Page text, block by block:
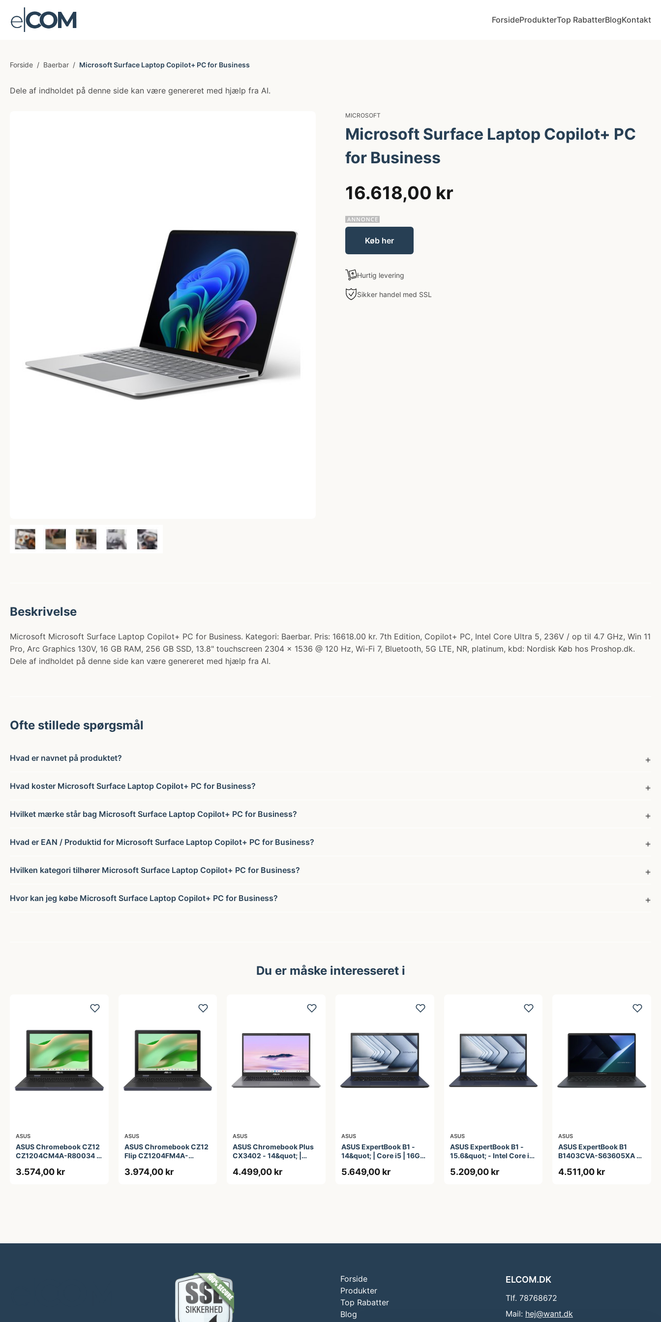
ForsideProdukterTop RabatterBlogKontakt
Forside / Baerbar / Microsoft Surface Laptop Copilot+ PC for Business
Dele af indholdet på denne side kan være genereret med hjælp fra AI.
MICROSOFT
Microsoft Surface Laptop Copilot+ PC
for Business
16.618,00 kr
Køb her
Hurtig levering
Sikker handel med SSL
Beskrivelse
Microsoft Microsoft Surface Laptop Copilot+ PC for Business. Kategori: Baerbar. Pris: 16618.00 kr. 7th Edition, Copilot+ PC, Intel Core Ultra 5, 236V / op til 4.7 GHz, Win 11
Pro, Arc Graphics 130V, 16 GB RAM, 256 GB SSD, 13.8" touchscreen 2304 x 1536 @ 120 Hz, Wi-Fi 7, Bluetooth, 5G LTE, NR, platinum, kbd: Nordisk Køb hos Proshop.dk.
Dele af indholdet på denne side kan være genereret med hjælp fra AI.
Ofte stillede spørgsmål
Hvad er navnet på produktet?
Hvad koster Microsoft Surface Laptop Copilot+ PC for Business?
Hvilket mærke står bag Microsoft Surface Laptop Copilot+ PC for Business?
Hvad er EAN / Produktid for Microsoft Surface Laptop Copilot+ PC for Business?
Hvilken kategori tilhører Microsoft Surface Laptop Copilot+ PC for Business?
Hvor kan jeg købe Microsoft Surface Laptop Copilot+ PC for Business?
Du er måske interesseret i
ASUS
ASUS Chromebook CZ12
CZ1204CM4A-R80034 -
Kompanio 540 - 4 GB
3.574,00 kr
ASUS
ASUS Chromebook CZ12
Flip CZ1204FM4A-
MediaTek Kompanio 540
3.974,00 kr
ASUS
ASUS Chromebook Plus
CX3402 - 14&quot; |
4.499,00 kr
ASUS
ASUS ExpertBook B1 -
14&quot; | Core i5 | 16GB
5.649,00 kr
ASUS
ASUS ExpertBook B1 -
15.6&quot; - Intel Core i5
256 GB SSD
5.209,00 kr
ASUS
ASUS ExpertBook B1
B1403CVA-S63605XA -
i3-1315U - 8 GB RAM -
4.511,00 kr
Forside
Produkter
Top Rabatter
Blog
ELCOM.DK
Tlf. 78768672
Mail: hej@want.dk